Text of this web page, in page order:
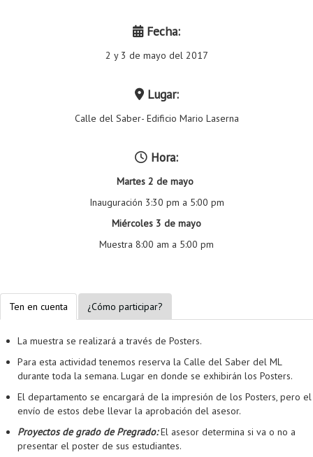
Fecha:
2 y 3 de mayo del 2017
Lugar:
Calle del Saber- Edificio Mario Laserna
Hora:
Martes 2 de mayo
Inauguración 3:30 pm a 5:00 pm
Miércoles 3 de mayo
Muestra 8:00 am a 5:00 pm
Ten en cuenta ¿Cómo participar?
La muestra se realizará a través de Posters.
Para esta actividad tenemos reserva la Calle del Saber del ML
durante toda la semana. Lugar en donde se exhibirán los Posters.
El departamento se encargará de la impresión de los Posters, pero el
envío de estos debe llevar la aprobación del asesor.
Proyectos de grado de Pregrado: El asesor determina si va o no a
presentar el poster de sus estudiantes.